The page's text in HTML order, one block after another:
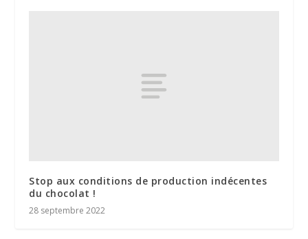
Stop aux conditions de production indécentes
du chocolat !
28 septembre 2022